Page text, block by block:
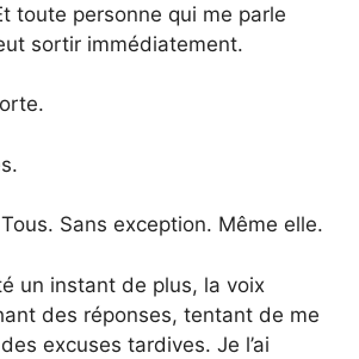
toute personne qui me parle
sortir immédiatement.
Sans exception. Même elle.
un instant de plus, la voix
des réponses, tentant de me
excuses tardives. Je l’ai